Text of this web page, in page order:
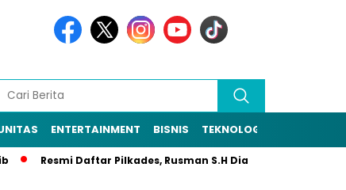
ENTERTAINMENT BISNIS TEKNOLOGI
Resmi Daftar Pilkades, Rusman S.H Diantar Sekitar 1.000